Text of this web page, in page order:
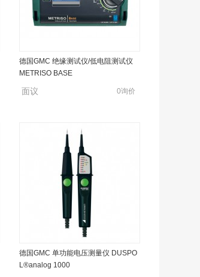
德国GMC 绝缘测试仪/低电阻测试仪
METRISO BASE
面议 0询价
德国GMC 单功能电压测量仪 DUSPO
L®analog 1000